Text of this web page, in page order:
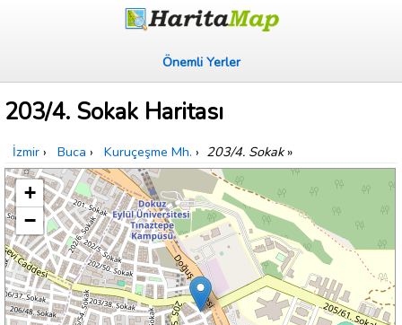
Önemli Yerler
203/4. Sokak Haritası
İzmir › Buca › Kuruçeşme Mh. › 203/4. Sokak»
+
−